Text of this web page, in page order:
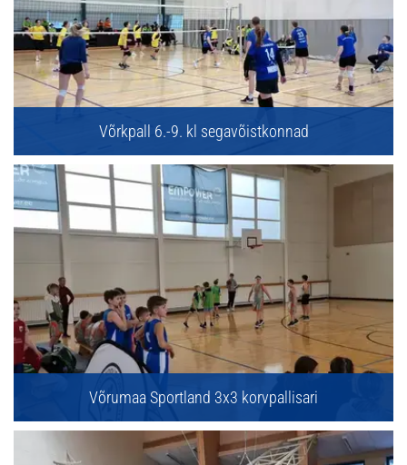
Võrkpall 6.-9. kl segavõistkonnad
Võrumaa Sportland 3x3 korvpallisari